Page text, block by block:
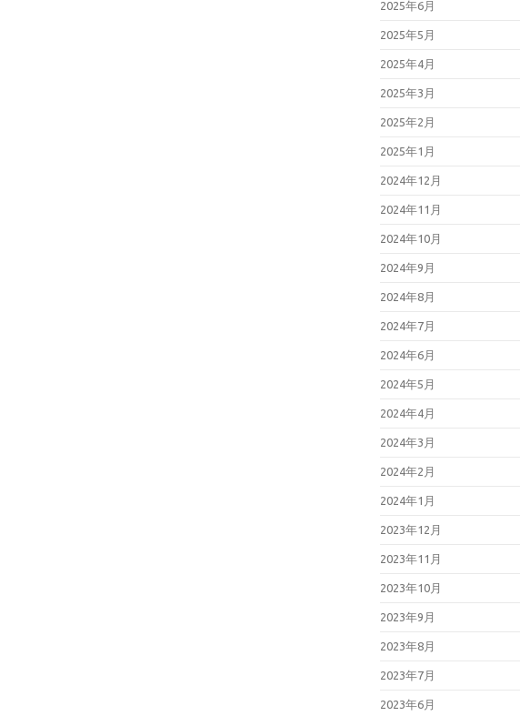
2025年6月
2025年5月
2025年4月
2025年3月
2025年2月
2025年1月
2024年12月
2024年11月
2024年10月
2024年9月
2024年8月
2024年7月
2024年6月
2024年5月
2024年4月
2024年3月
2024年2月
2024年1月
2023年12月
2023年11月
2023年10月
2023年9月
2023年8月
2023年7月
2023年6月